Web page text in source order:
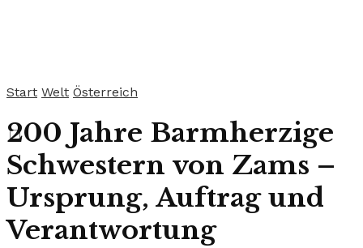
Start Welt Österreich
200 Jahre Barmherzige
Schwestern von Zams –
Ursprung, Auftrag und
Verantwortung